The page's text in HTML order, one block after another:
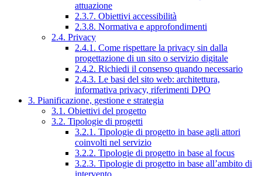
attuazione
2.3.7. Obiettivi accessibilità
2.3.8. Normativa e approfondimenti
2.4. Privacy
2.4.1. Come rispettare la privacy sin dalla
progettazione di un sito o servizio digitale
2.4.2. Richiedi il consenso quando necessario
2.4.3. Le basi del sito web: architettura,
informativa privacy, riferimenti DPO
3. Pianificazione, gestione e strategia
3.1. Obiettivi del progetto
3.2. Tipologie di progetti
3.2.1. Tipologie di progetto in base agli attori
coinvolti nel servizio
3.2.2. Tipologie di progetto in base al focus
3.2.3. Tipologie di progetto in base all’ambito di
intervento